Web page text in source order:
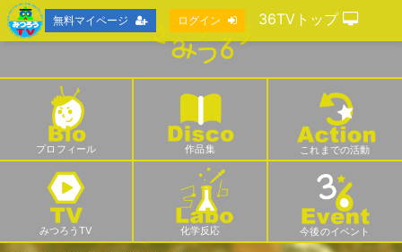
プロフィール 作品集 これまでの活動
みつろうTV 化学反応 今後のイベント
無料マイページ ログイン 36TVトップ